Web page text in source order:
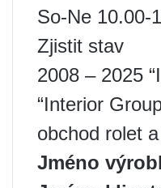
So-Ne 10.00-
Zjistit stav
2008 – 2025
“Interior
obchod rolet
Jméno